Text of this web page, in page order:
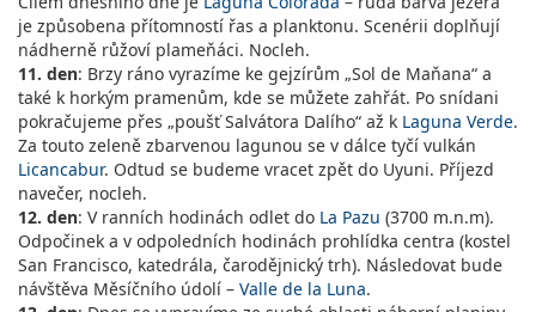
je způsobena přítomností řas a planktonu. Scenérii doplňují
nádherně růžoví plameňáci. Nocleh.
11. den: Brzy ráno vyrazíme ke gejzírům „Sol de Maňana“ a
také k horkým pramenům, kde se můžete zahřát. Po snídani
pokračujeme přes „poušť Salvátora Dalího“ až k Laguna Verde.
Za touto zeleně zbarvenou lagunou se v dálce tyčí vulkán
Licancabur. Odtud se budeme vracet zpět do Uyuni. Příjezd
navečer, nocleh.
12. den: V ranních hodinách odlet do La Pazu (3700 m.n.m).
Odpočinek a v odpoledních hodinách prohlídka centra (kostel
San Francisco, katedrála, čarodějnický trh). Následovat bude
návštěva Měsíčního údolí – Valle de la Luna.